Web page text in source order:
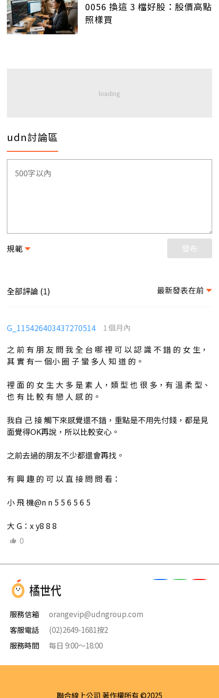
0056 換這 3 檔好股：股價高點
照樣買
udn討論區
規範 發布
全部評論 (1) 最新發表在前
G_115426403437270514 1 個月內
之 前 有 朋 友 問 我 全 台 哪 裡 可 以 認 識 不 錯 的 女 生，
其 實 有一 個小 圈 子 蠻 多人 知 道 的。
裡 面 的 女 生 大 多 是 素 人，類 型 也 很 多，有 溫 柔 型、
也 有 比 較 有 戀 人 感 的。
我自 己 接 觸下來感覺還不錯，重點是不用先付錢，都是見
面覺得OK再說，所以比較安心。
之前去過的朋友不少都還會再找。
有 興 趣 的 可 以 直 接 問 問 看：
小 飛 機@n n 5 5 6 5 6 5
大 G：x y8 8 8
0
服務信箱
orangevip@udngroup.com
客服電話
(02)2649-1681按2
服務時間
每日 9:00～18:00
聯合線上公司 著作權所有 ©2025